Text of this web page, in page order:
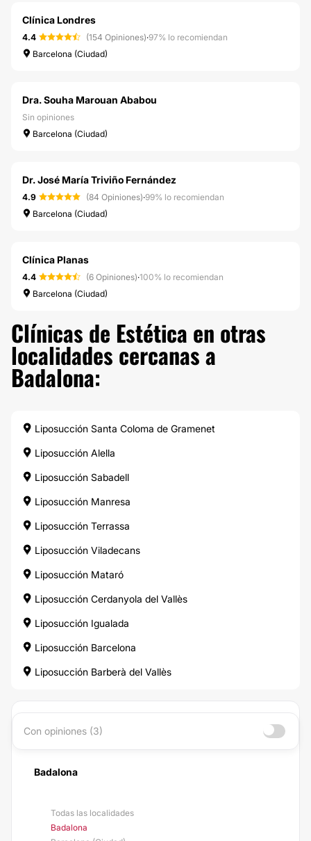
Clínica Londres
4.4 (154 Opiniones)·97% lo recomiendan
Barcelona (Ciudad)
Dra. Souha Marouan Ababou
Sin opiniones
Barcelona (Ciudad)
Dr. José María Triviño Fernández
4.9 (84 Opiniones)·99% lo recomiendan
Barcelona (Ciudad)
Clínica Planas
4.4 (6 Opiniones)·100% lo recomiendan
Barcelona (Ciudad)
Clínicas de Estética en otras
localidades cercanas a
Badalona:
Liposucción Santa Coloma de Gramenet
Liposucción Alella
Liposucción Sabadell
Liposucción Manresa
Liposucción Terrassa
Liposucción Viladecans
Liposucción Mataró
Liposucción Cerdanyola del Vallès
Liposucción Igualada
Liposucción Barcelona
Liposucción Barberà del Vallès
Con opiniones (3)
Badalona
Todas las localidades
Badalona